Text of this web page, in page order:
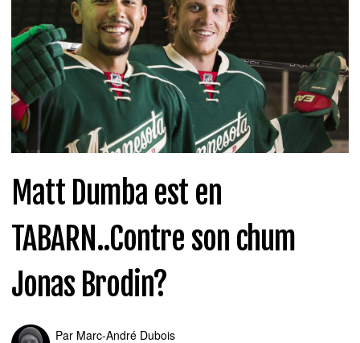
Matt Dumba est en
TABARN..Contre son chum
Jonas Brodin?
Par Marc-André Dubois